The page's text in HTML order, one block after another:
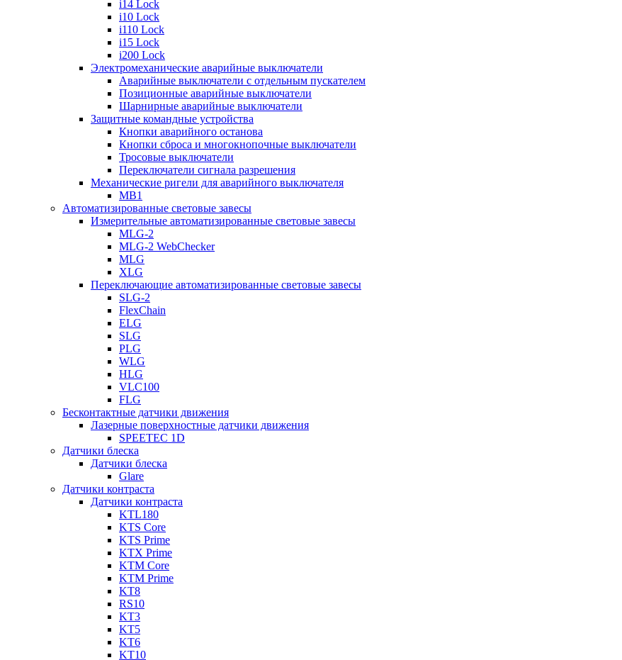
i14 Lock
i10 Lock
i110 Lock
i15 Lock
i200 Lock
Электромеханические аварийные выключатели
Аварийные выключатели с отдельным пускателем
Позиционные аварийные выключатели
Шарнирные аварийные выключатели
Защитные командные устройства
Кнопки аварийного останова
Кнопки сброса и многокнопочные выключатели
Тросовые выключатели
Переключатели сигнала разрешения
Механические ригели для аварийного выключателя
MB1
Автоматизированные световые завесы
Измерительные автоматизированные световые завесы
MLG-2
MLG-2 WebChecker
MLG
XLG
Переключающие автоматизированные световые завесы
SLG-2
FlexChain
ELG
SLG
PLG
WLG
HLG
VLC100
FLG
Бесконтактные датчики движения
Лазерные поверхностные датчики движения
SPEETEC 1D
Датчики блеска
Датчики блеска
Glare
Датчики контраста
Датчики контраста
KTL180
KTS Core
KTS Prime
KTX Prime
KTM Core
KTM Prime
KT8
RS10
KT3
KT5
KT6
KT10